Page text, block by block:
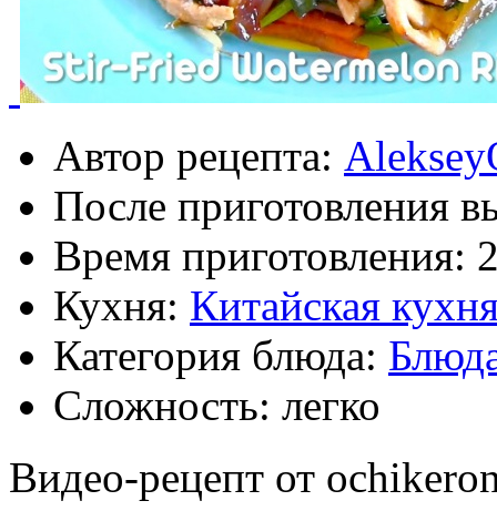
Автор рецепта:
После приготовления
Время приготовления:
Кухня: Китайская
Категория блюда:
Сложность: легко
Видео-рецепт от